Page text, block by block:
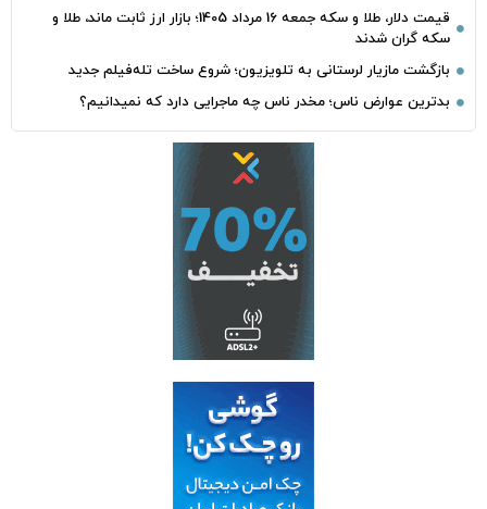
قیمت دلار، طلا و سکه جمعه 16 مرداد 1405؛ بازار ارز ثابت ماند، طلا و
سکه گران شدند
بازگشت مازیار لرستانی به تلویزیون؛ شروع ساخت تله‌فیلم جدید
بدترین عوارض ناس؛ مخدر ناس چه ماجرایی دارد که نمیدانیم؟